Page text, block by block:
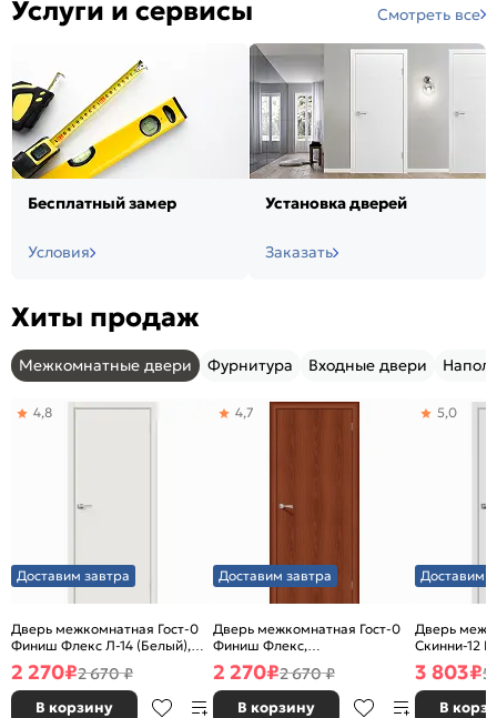
Услуги и сервисы Смотреть все
Бесплатный замер
Условия
Установка дверей
Заказать
Хиты продаж
Межкомнатные двери Фурнитура Входные двери
Доставим завтра
Дверь межкомнатная Гост-0
Финиш Флекс Л-14 (Белый),
глухая, каркасно-щитовая
4,8
2 270₽2 670 ₽
В корзину
Доставим завтра
Дверь межкомнатная Гост-0
Финиш Флекс,
Ламинированные Л-11
(ИталОрех), глухая, каркасно-
щитовая
4,7
2 270₽2 670 ₽
В корзину
Доставим
Дверь
Скинни-12
глухая,
5,0
3 803₽5
В